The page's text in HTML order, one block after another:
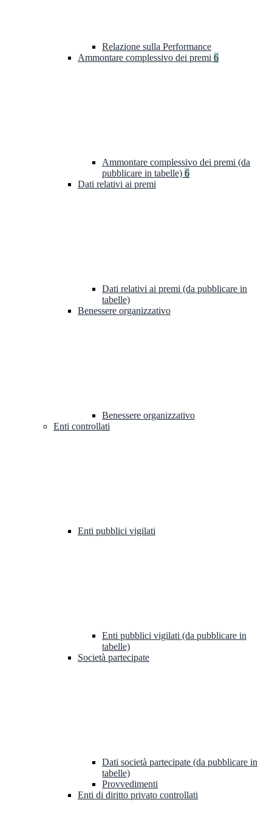
Relazione sulla Performance
Ammontare complessivo dei premi 6
Ammontare complessivo dei premi (da
pubblicare in tabelle) 6
Dati relativi ai premi
Dati relativi ai premi (da pubblicare in
tabelle)
Benessere organizzativo
Benessere organizzativo
Enti controllati
Enti pubblici vigilati
Enti pubblici vigilati (da pubblicare in
tabelle)
Società partecipate
Dati società partecipate (da pubblicare in
tabelle)
Provvedimenti
Enti di diritto privato controllati